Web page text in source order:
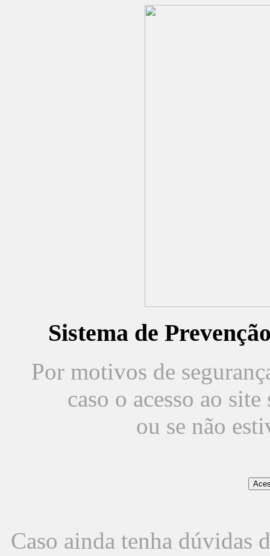
Sistema de
Por motivos de
caso o acesso ao
ou se não
Caso ainda tenha dúvidas